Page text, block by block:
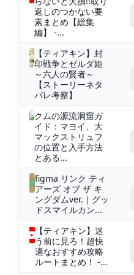
返しのつかない要
素まとめ【総集
編】 -...
【ティアキン】封
印戦争とゼルダ姫
～六人の賢者～
【ストーリーネタ
バレ考察】
クムの源流洞窟ガ
イド：マヨイ、大
マックストリュフ
の位置と入手方法
とある...
figma リンク ティ
アーズ オブ ザ キ
ングダムver.｜グッ
ドスマイルカン...
【ティアキン】迷
う前に見ろ！超快
適なおすすめ攻略
ルートまとめ！ -...